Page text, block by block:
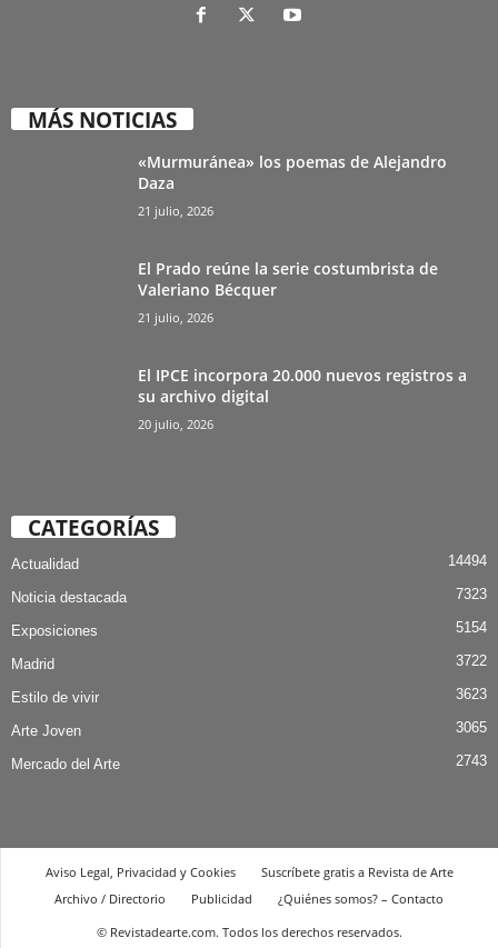
MÁS NOTICIAS
«Murmuránea» los poemas de Alejandro
Daza
21 julio, 2026
El Prado reúne la serie costumbrista de
Valeriano Bécquer
21 julio, 2026
El IPCE incorpora 20.000 nuevos registros a
su archivo digital
20 julio, 2026
CATEGORÍAS
Actualidad 14494
Noticia destacada 7323
Exposiciones 5154
Madrid 3722
Estilo de vivir 3623
Arte Joven 3065
Mercado del Arte 2743
Aviso Legal, Privacidad y Cookies
Suscríbete gratis a Revista de Arte
Archivo / Directorio
Publicidad
¿Quiénes somos? – Contacto
© Revistadearte.com. Todos los derechos reservados.